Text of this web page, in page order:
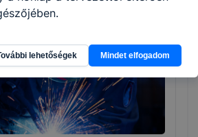
lehetőségek Mindet elfogadom